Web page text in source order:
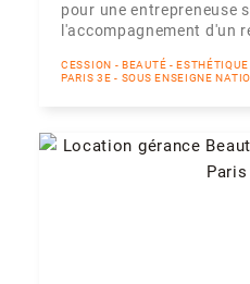
pour une entrepreneuse
l'accompagnement d'un
CESSION - BEAUTÉ -
PARIS 3E - SOUS ENSEIGNE